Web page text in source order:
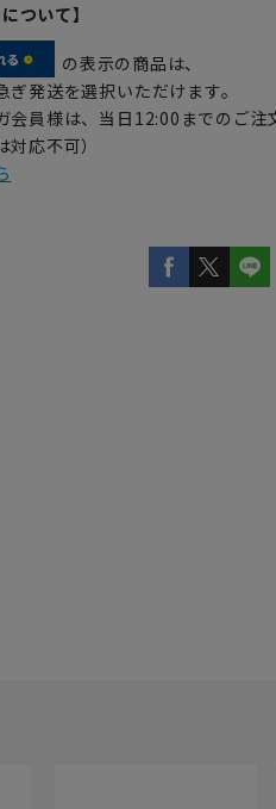
ついて】
の表示の商品は、
ぎ発送を選択いただけます。
会員様は、当日12:00までのご
応不可）